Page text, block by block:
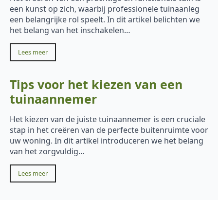
een kunst op zich, waarbij professionele tuinaanleg
een belangrijke rol speelt. In dit artikel belichten we
het belang van het inschakelen…
Lees meer
Tips voor het kiezen van een
tuinaannemer
Het kiezen van de juiste tuinaannemer is een cruciale
stap in het creëren van de perfecte buitenruimte voor
uw woning. In dit artikel introduceren we het belang
van het zorgvuldig…
Lees meer